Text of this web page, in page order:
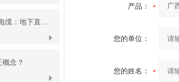
念？
产品：
您的单位：
您的姓名：